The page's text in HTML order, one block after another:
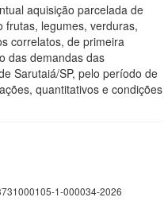
aquisição parcelada de
frutas, legumes, verduras,
correlatos, de primeira
das demandas das
Sarutaiá/SP, pelo período de
quantitativos e condições
1-000034-2026